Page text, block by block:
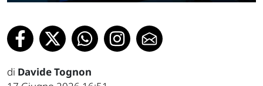
di Davide Tognon